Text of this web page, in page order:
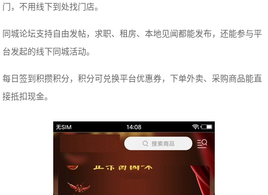
门，不用线下到处找门店。
同城论坛支持自由发帖，求职、租房、本地见闻都能发布，还能参与平
台发起的线下同城活动。
每日签到积攒积分，积分可兑换平台优惠券，下单外卖、采购商品能直
接抵扣现金。